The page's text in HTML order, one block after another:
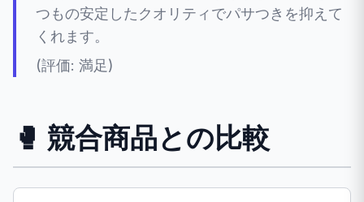
つもの安定したクオリティでパサつきを抑えて
くれます。
(評価: 満足)
🥊 競合商品との比較